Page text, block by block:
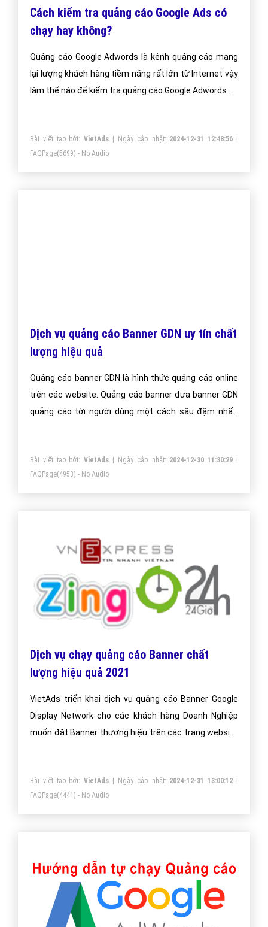
Cách kiểm tra quảng cáo Google Ads có
chạy hay không?
Quảng cáo Google Adwords là kênh quảng cáo mang
lại lượng khách hàng tiềm năng rất lớn từ Internet vậy
làm thế nào để kiểm tra quảng cáo Google Adwords có
Bài viết tạo bởi:VietAds | Ngày cập nhật: 2024-12-31 12:48:56 |
FAQPage(5699) - No Audio
Dịch vụ quảng cáo Banner GDN uy tín chất
lượng hiệu quả
Quảng cáo banner GDN là hình thức quảng cáo online
trên các website. Quảng cáo banner đưa banner GDN
quảng cáo tới người dùng một cách sâu đậm nhất,
Bài viết tạo bởi:VietAds | Ngày cập nhật: 2024-12-30 11:30:29 |
FAQPage(4953) - No Audio
Dịch vụ chạy quảng cáo Banner chất
lượng hiệu quả 2021
VietAds triển khai dịch vụ quảng cáo Banner Google
Display Network cho các khách hàng Doanh Nghiệp
muốn đặt Banner thương hiệu trên các trang website
Bài viết tạo bởi:VietAds | Ngày cập nhật: 2024-12-31 13:00:12 |
FAQPage(4441) - No Audio